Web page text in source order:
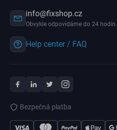
info@fixshop.cz
Obvykle odpovídáme do 24 hodin.
Help center / FAQ
Bezpečná platba